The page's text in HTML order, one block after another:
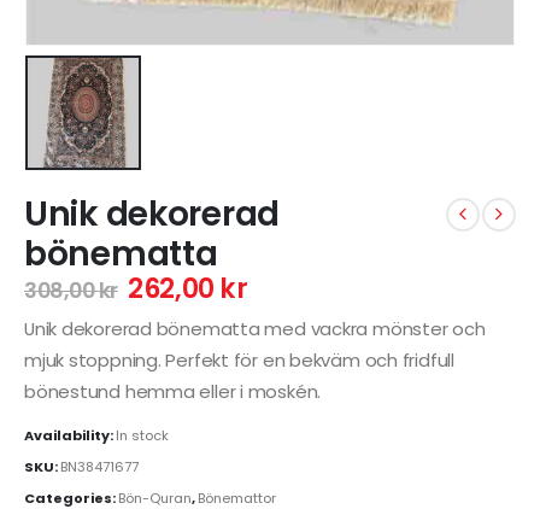
Unik dekorerad
bönematta
308,00kr 262,00 kr
Unik dekorerad bönematta med vackra mönster och
mjuk stoppning. Perfekt för en bekväm och fridfull
bönestund hemma eller i moskén.
Availability:In stock
SKU:BN38471677
Categories:Bön-Quran,Bönemattor